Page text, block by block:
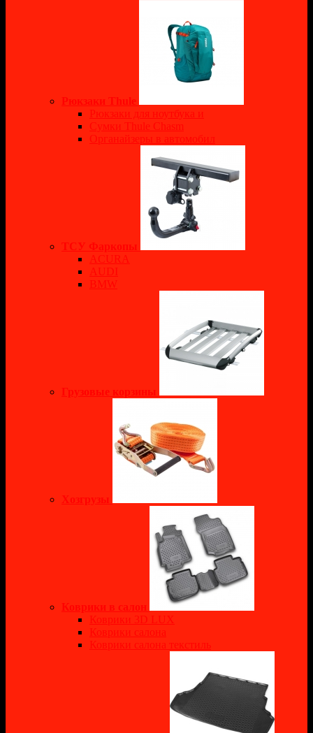
Рюкзаки Thule
Рюкзаки для ноутбука и
Сумки Thule Chasm
Органайзеры в автомобил
ТСУ Фаркопы
ACURA
AUDI
BMW
Грузовые корзины
Хозгрузы
Коврики в салон
Коврики 3D LUX
Коврики салона
Коврики салона текстиль